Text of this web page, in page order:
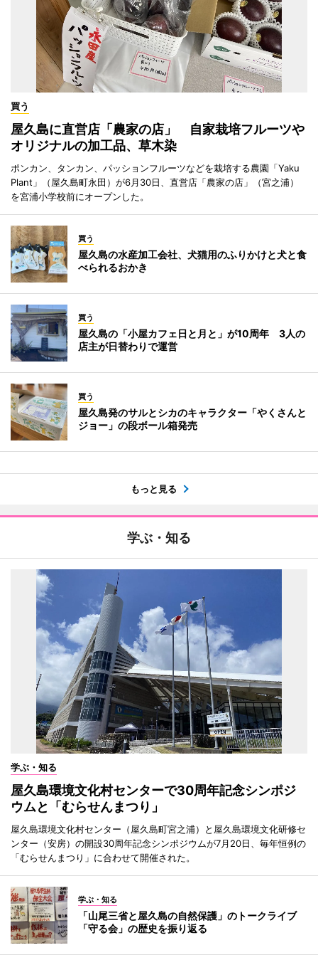
買う
屋久島に直営店「農家の店」 自家栽培フルーツや
オリジナルの加工品、草木染
ポンカン、タンカン、パッションフルーツなどを栽培する農園「Yaku
Plant」（屋久島町永田）が6月30日、直営店「農家の店」（宮之浦）
を宮浦小学校前にオープンした。
買う
屋久島の水産加工会社、犬猫用のふりかけと犬と食
べられるおかき
買う
屋久島の「小屋カフェ日と月と」が10周年 3人の
店主が日替わりで運営
買う
屋久島発のサルとシカのキャラクター「やくさんと
ジョー」の段ボール箱発売
もっと見る
学ぶ・知る
学ぶ・知る
屋久島環境文化村センターで30周年記念シンポジ
ウムと「むらせんまつり」
屋久島環境文化村センター（屋久島町宮之浦）と屋久島環境文化研修セ
ンター（安房）の開設30周年記念シンポジウムが7月20日、毎年恒例の
「むらせんまつり」に合わせて開催された。
学ぶ・知る
「山尾三省と屋久島の自然保護」のトークライブ
「守る会」の歴史を振り返る